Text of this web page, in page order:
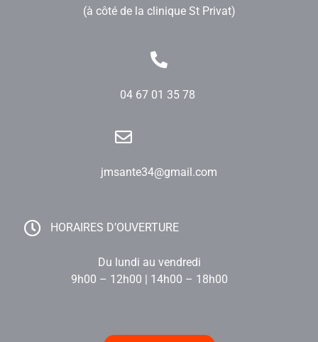
(à côté de la clinique St Privat)
04 67 01 35 78
jmsante34@gmail.com
HORAIRES D’OUVERTURE
Du lundi au vendredi
9h00 – 12h00 | 14h00 – 18h00